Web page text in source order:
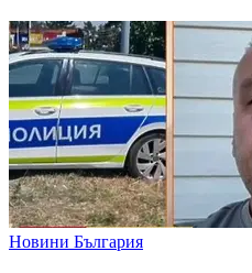
Новини България